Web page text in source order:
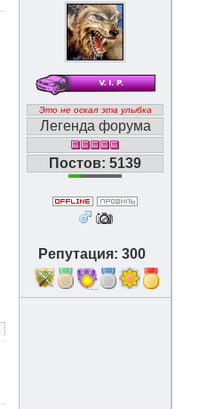
Это не оскал эта улыбка
Легенда форума
Постов: 5139
Репутация: 300
11